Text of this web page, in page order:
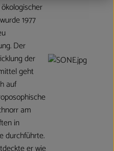
1977
Der
der
geht
auf
am
in
durchführte.